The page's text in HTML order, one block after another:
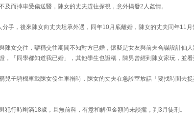
及而摔車受傷送醫，陳女的丈夫趕往探視，意外揭發2人姦情。
手，後來陳女向丈夫坦承外遇，同年10月底離婚，陳女的丈夫同年11月
陳女交往，辯稱交往期間不知對方已婚，懷疑是女友與前夫合謀設計仙
，「同學都知道我已婚」，其他學生也證稱，陳男曾經到陳女家玩，並看
兒子騎機車載陳女發生車禍時，陳女的丈夫在急診室放話「要找時間去
犯行時剛滿18歲，且無前科，有意和解但金額尚未談攏，判3月徒刑。